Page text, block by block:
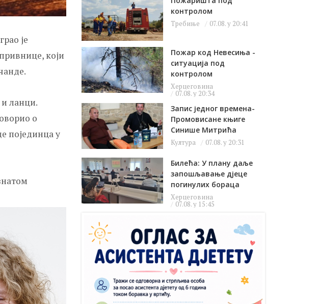
је
који
ланци.
о
појединца у
контролом
Требиње 07.08. у 20:41
Пожар код Невесиња -
ситуација под
контролом
Херцеговина
07.08. у 20:34
Запис једног времена-
Промовисане књиге
Синише Митрића
Култура 07.08. у 20:31
Билећа: У плану даље
запошљавање дјеце
погинулих бораца
Херцеговина
07.08. у 15:45